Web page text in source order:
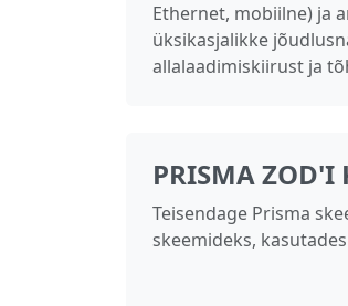
Ethernet, mobiilne) ja
üksikasjalikke
allalaadimiskiirust ja
PRISMA ZOD'I
Teisendage Prisma
skeemideks,